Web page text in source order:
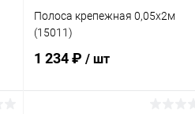
Полоса крепежная 0,05х2м
(15011)
1 234 ₽ / шт